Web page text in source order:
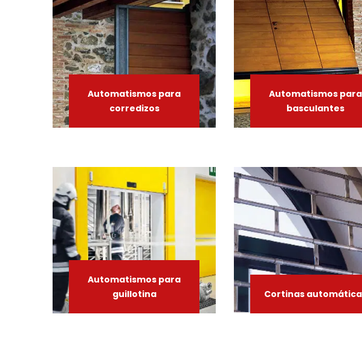
Automatismos para
corredizos
Automatismos para
basculantes
Automatismos para
guillotina
Cortinas